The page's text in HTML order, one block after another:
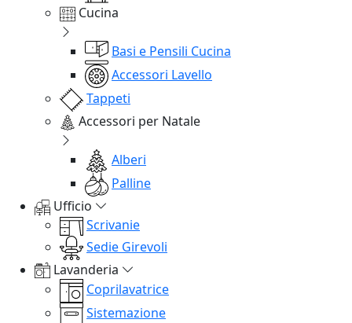
Cucina
Basi e Pensili Cucina
Accessori Lavello
Tappeti
Accessori per Natale
Alberi
Palline
Ufficio
Scrivanie
Sedie Girevoli
Lavanderia
Coprilavatrice
Sistemazione